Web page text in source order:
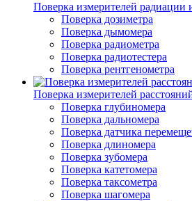
Поверка измерителей радиации
Поверка дозиметра
Поверка дымомера
Поверка радиометра
Поверка радиотестера
Поверка рентгенометра
Поверка измерителей
Поверка глубиномера
Поверка дальномера
Поверка датчика
Поверка длиномера
Поверка зубомера
Поверка катетомера
Поверка таксометра
Поверка шагомера